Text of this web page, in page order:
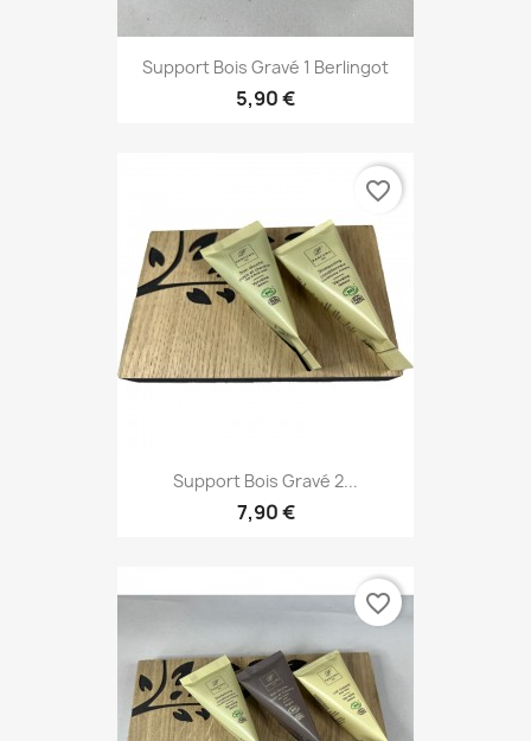
Support Bois Gravé 1 Berlingot
5,90 €
Support Bois Gravé 2...
7,90 €
favorite_border
favorite_border